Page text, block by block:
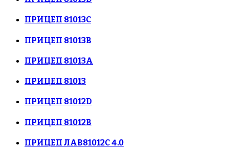
ПРИЦЕП 81013C
ПРИЦЕП 81013В
ПРИЦЕП 81013А
ПРИЦЕП 81013
ПРИЦЕП 81012D
ПРИЦЕП 81012В
ПРИЦЕП ЛАВ81012С 4.0